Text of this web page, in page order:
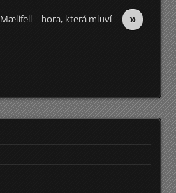
»
Mælifell – hora, která mluví